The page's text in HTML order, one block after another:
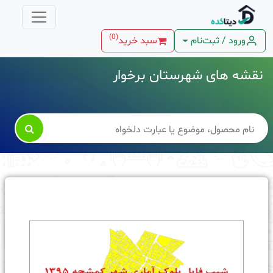
ورود / ثبت‌نام سبد خرید(
0
)
نقشه های شهرستان برخوار
